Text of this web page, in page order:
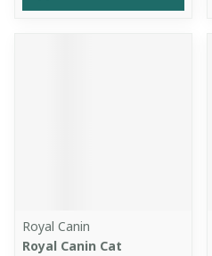
Royal Canin
Royal Canin Cat